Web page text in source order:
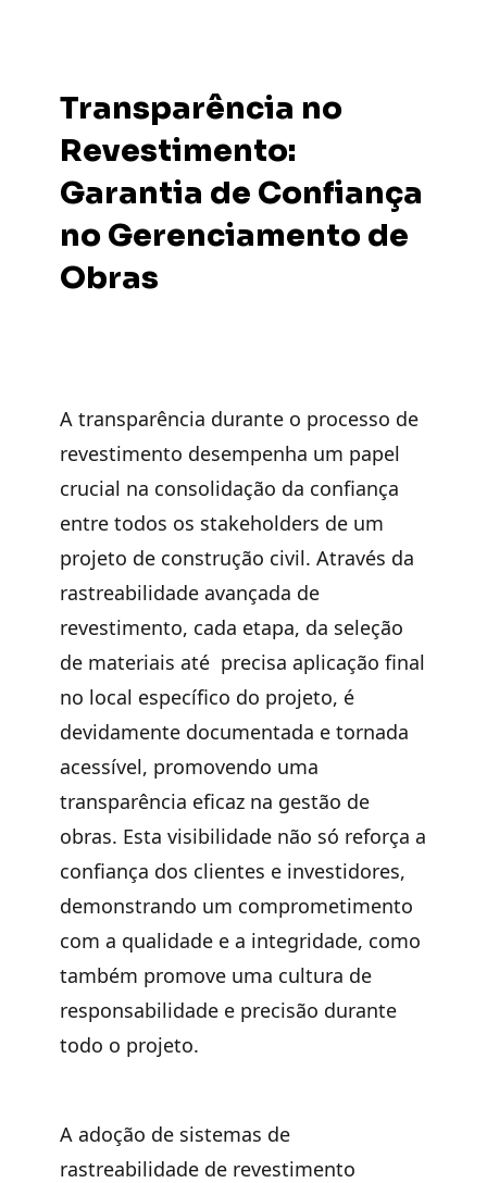
Transparência no
Revestimento:
Garantia de Confiança
no Gerenciamento de
Obras
A transparência durante o processo de
revestimento desempenha um papel
crucial na consolidação da confiança
entre todos os stakeholders de um
projeto de construção civil. Através da
rastreabilidade avançada de
revestimento, cada etapa, da seleção
de materiais até precisa aplicação final
no local específico do projeto, é
devidamente documentada e tornada
acessível, promovendo uma
transparência eficaz na gestão de
obras. Esta visibilidade não só reforça a
confiança dos clientes e investidores,
demonstrando um comprometimento
com a qualidade e a integridade, como
também promove uma cultura de
responsabilidade e precisão durante
todo o projeto.
A adoção de sistemas de
rastreabilidade de revestimento